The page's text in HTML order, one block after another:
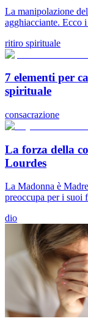
La manipolazione
agghiacciante. Ecco
ritiro spirituale
7 elementi per
spirituale
consacrazione
La forza della
Lourdes
La Madonna è
preoccupa per i
dio